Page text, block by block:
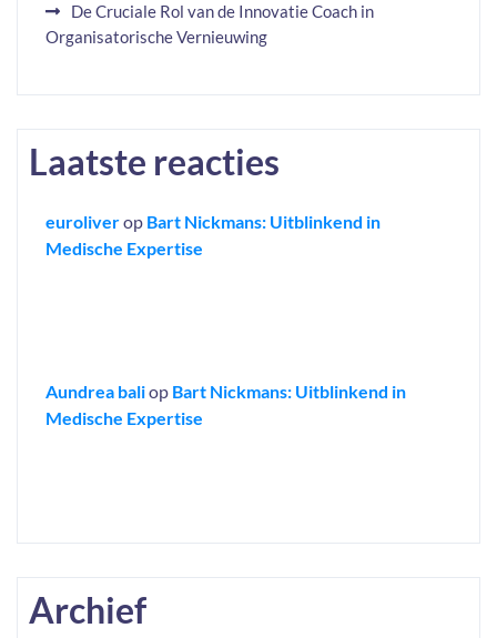
De Cruciale Rol van de Innovatie Coach in
Organisatorische Vernieuwing
Laatste reacties
euroliverop Bart Nickmans: Uitblinkend in
Medische Expertise
Aundrea baliop Bart Nickmans: Uitblinkend in
Medische Expertise
Archief